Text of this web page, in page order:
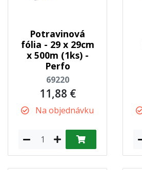
Potravinová
fólia - 29 x 29cm
x 500m (1ks) -
Perfo
69220
11,88 €
Na objednávku